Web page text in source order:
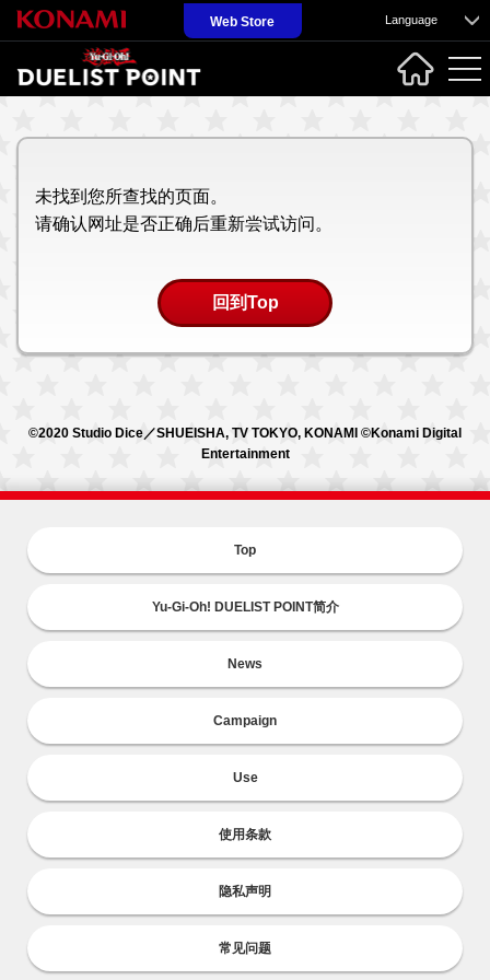
Web Store Language
未找到您所查找的页面。
请确认网址是否正确后重新尝试访问。
回到Top
©2020 Studio Dice／SHUEISHA, TV TOKYO, KONAMI ©Konami Digital
Entertainment
Top
Yu-Gi-Oh! DUELIST POINT简介
News
Campaign
Use
使用条款
隐私声明
常见问题